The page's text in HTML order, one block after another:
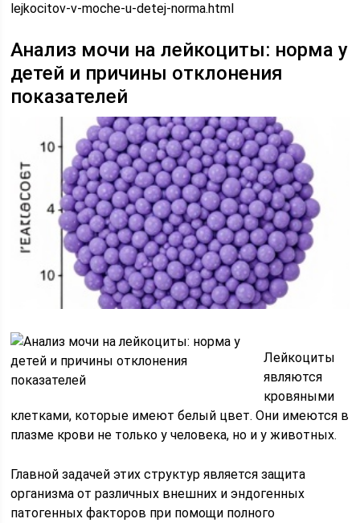
lejkocitov-v-moche-u-detej-norma.html
Анализ мочи на лейкоциты: норма у
детей и причины отклонения
показателей
Лейкоциты
являются
кровяными
клетками, которые имеют белый цвет. Они имеются в
плазме крови не только у человека, но и у животных.
Главной задачей этих структур является защита
организма от различных внешних и эндогенных
патогенных факторов при помощи полного